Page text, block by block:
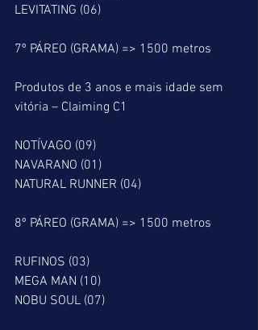
LEVITATING (06)
7º PÁREO (GRAMA) => 1500 metros
Produtos de 3 anos e mais idade sem
vitória – Claiming C1
NOTÍVAGO (09)
NAVARANO (01)
NATURAL RUNNER (04)
8º PÁREO (GRAMA) => 1500 metros
RUFINOS (03)
MEGA MAN (10)
NOBU SOUL (07)